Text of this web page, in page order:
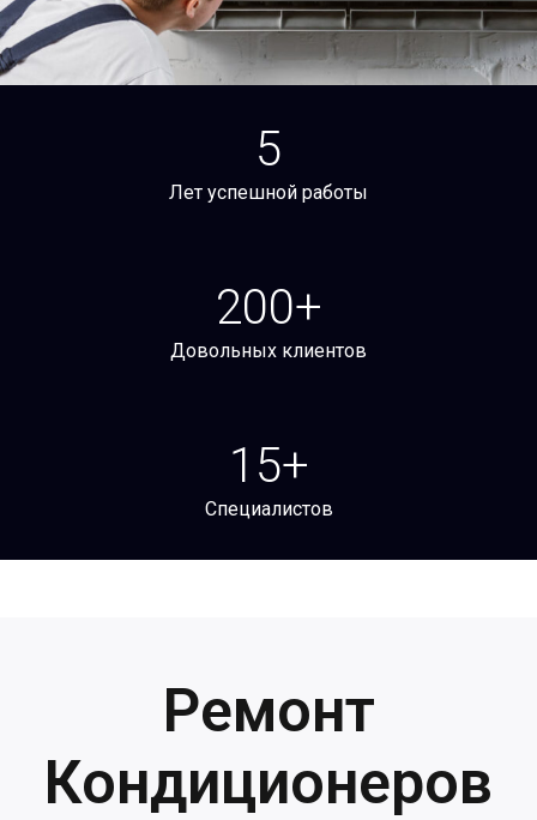
Лет успешной работы
5
Довольных клиентов
200+
Специалистов
15+
Ремонт
Кондиционеров